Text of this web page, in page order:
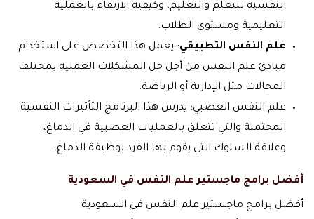
النفسية للتعلم والتعليم، وكيفية الارتقاء بالعملية
التعليمية ومستوى الطلاب.
علم النفس التطبيقي: يعمل هذا التخصص على استخدام
مبادئ علم النفس من أجل حل المشكلات العملية بمختلف
المجالات مثل الإدارية أو الرياضة.
علم النفس العصبي: يدرس هذا البرنامج التأثيرات النفسية
المحتملة والتي تتعلق بالعمليات العصبية في الدماغ،
وعلاقة السلوك التي يقوم بها الفرد بوظيفة الدماغ.
أفضل برامج ماجستير علم النفس في السعودية
أفضل برامج ماجستير علم النفس في السعودية